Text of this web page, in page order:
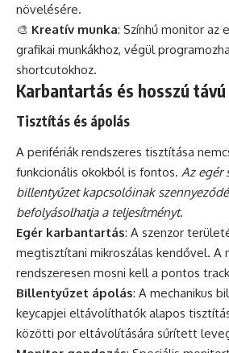
növelésére.
🎨 Kreatív munka: Színhű monitor az
grafikai munkákhoz, végül
shortcutokhoz.
Karbantartás és hosszú
Tisztítás és ápolás
A perifériák rendszeres tisztítása
funkcionális okokból is fontos. Az egér
billentyűzet kapcsolóinak
befolyásolhatja a teljesítményt.
Egér karbantartás: A szenzor
megtisztítani mikroszálas kendővel. A
rendszeresen mosni kell a pontos
Billentyűzet ápolás: A mechanikus
keycapjei eltávolíthatók alapos
közötti por eltávolítására sűrített